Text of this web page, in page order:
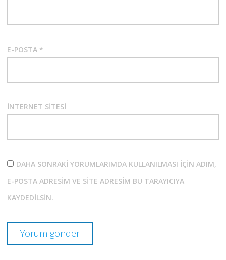
E-POSTA *
İNTERNET SITESI
DAHA SONRAKI YORUMLARIMDA KULLANILMASI IÇIN ADIM,
E-POSTA ADRESIM VE SITE ADRESIM BU TARAYICIYA
KAYDEDILSIN.